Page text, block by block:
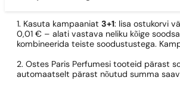
1. Kasuta kampaaniat 3+1: lisa ostukorvi
0,01 € – alati vastava neliku kõige
kombineerida teiste soodustustega.
2. Ostes Paris Perfumesi tooteid pärast
automaatselt pärast nõutud summa